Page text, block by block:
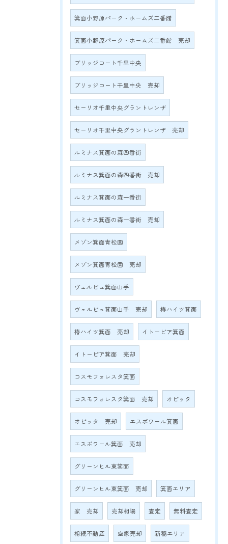
箕面小野原パーク・ホームズ二番館
箕面小野原パーク・ホームズ二番館 売却
ブリッジコート千里中央
ブリッジコート千里中央 売却
セーリオ千里中央グラントレンザ
セーリオ千里中央グラントレンザ 売却
ルミナス箕面の森四番街
ルミナス箕面の森四番街 売却
ルミナス箕面の森一番街
ルミナス箕面の森一番街 売却
メゾン箕面青松園
メゾン箕面青松園 売却
ヴェルビュ箕面山手
ヴェルビュ箕面山手 売却 椿ハイツ箕面
椿ハイツ箕面 売却 イトーピア箕面
イトーピア箕面 売却
コスモフォレスタ箕面
コスモフォレスタ箕面 売却 オピッタ
オピッタ 売却 エスポワール箕面
エスポワール箕面 売却
グリーンヒル東箕面
グリーンヒル東箕面 売却 箕面エリア
家 売却 売却相場 査定 無料査定
相続不動産 空家売却 新稲エリア